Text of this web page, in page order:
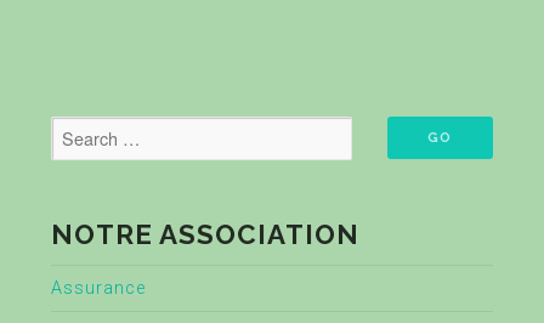
NOTRE ASSOCIATION
Assurance